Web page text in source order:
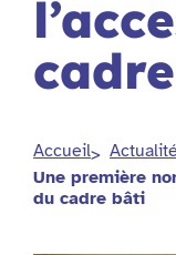
Accueil
Une première
du cadre bâti